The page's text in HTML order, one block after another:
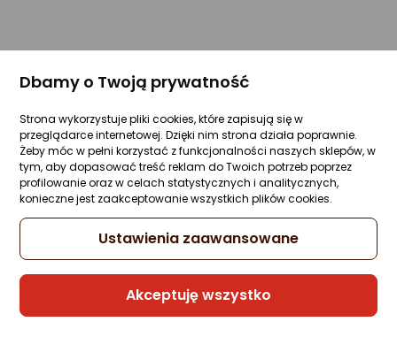
Dbamy o Twoją prywatność
Strona wykorzystuje pliki cookies, które zapisują się w
przeglądarce internetowej. Dzięki nim strona działa poprawnie.
Żeby móc w pełni korzystać z funkcjonalności naszych sklepów, w
tym, aby dopasować treść reklam do Twoich potrzeb poprzez
profilowanie oraz w celach statystycznych i analitycznych,
konieczne jest zaakceptowanie wszystkich plików cookies.
Ustawienia zaawansowane
Akceptuję wszystko